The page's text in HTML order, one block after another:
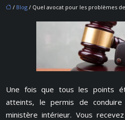
/ Blog / Quel avocat pour les problèmes
Une fois que tous les points
atteints, le permis de
ministère intérieur. Vous